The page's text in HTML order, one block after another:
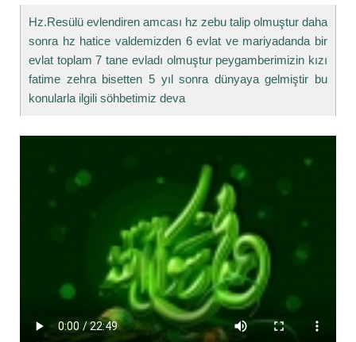
Hz.Resülü evlendiren amcası hz zebu talip olmuştur daha
sonra hz hatice valdemizden 6 evlat ve mariyadanda bir
evlat toplam 7 tane evladı olmuştur peygamberimizin kızı
fatime zehra bisetten 5 yıl sonra dünyaya gelmiştir bu
konularla ilgili söhbetimiz deva